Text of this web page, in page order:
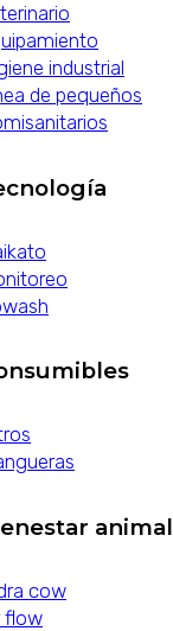
industrial
de pequeños
animal
cow
flow
+
+
/Desinfectantes
concentrado